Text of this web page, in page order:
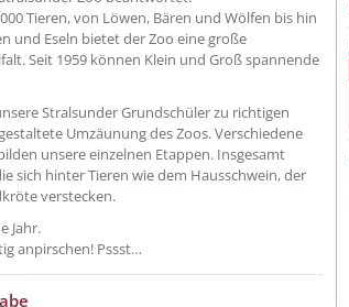
Tieren, von Löwen, Bären und Wölfen bis hin
und Eseln bietet der Zoo eine große
Seit 1959 können Klein und Groß spannende
Stralsunder Grundschüler zu richtigen
Umzäunung des Zoos. Verschiedene
unsere einzelnen Etappen. Insgesamt
sich hinter Tieren wie dem Hausschwein, der
verstecken.
Jahr.
anpirschen! Pssst…